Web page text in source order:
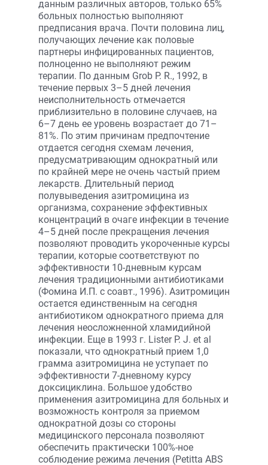
данным различных авторов, только 65%
больных полностью выполняют
предписания врача. Почти половина лиц,
получающих лечение как половые
партнеры инфицированных пациентов,
полноценно не выполняют режим
терапии. По данным Grob P. R., 1992, в
течение первых 3–5 дней лечения
неисполнительность отмечается
приблизительно в половине случаев, на
6–7 день ее уровень возрастает до 71–
81%. По этим причинам предпочтение
отдается сегодня схемам лечения,
предусматривающим однократный или
по крайней мере не очень частый прием
лекарств. Длительный период
полувыведения азитромицина из
организма, сохранение эффективных
концентраций в очаге инфекции в течение
4–5 дней после прекращения лечения
позволяют проводить укороченные курсы
терапии, которые соответствуют по
эффективности 10-дневным курсам
лечения традиционными антибиотиками
(Фомина И.П. с соавт., 1996). Азитромицин
остается единственным на сегодня
антибиотиком однократного приема для
лечения неосложненной хламидийной
инфекции. Еще в 1993 г. Lister P. J. et al
показали, что однократный прием 1,0
грамма азитромицина не уступает по
эффективности 7-дневному курсу
доксициклина. Большое удобство
применения азитромицина для больных и
возможность контроля за приемом
однократной дозы со стороны
медицинского персонала позволяют
обеспечить практически 100%-ное
соблюдение режима лечения (Petitta ABS